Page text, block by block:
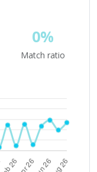
0%
Match ratio